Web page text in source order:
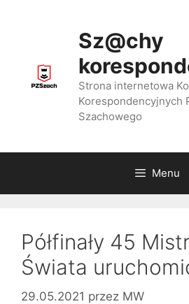
Sz@chy
Strona internetowa
Korespondencyjnych
Szachowego
Menu
Półfinały 45
Świata
29.05.2021 przez MW